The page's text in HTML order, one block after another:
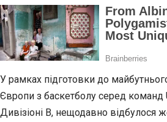
У рамках підготовки до
Європи з баскетболу серед
Дивізіоні В, нещодавно відбулося